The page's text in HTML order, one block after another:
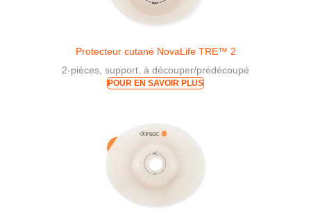
Protecteur cutané NovaLife TRE™ 2
2-pièces, support, à découper/prédécoupé
POUR EN SAVOIR PLUS